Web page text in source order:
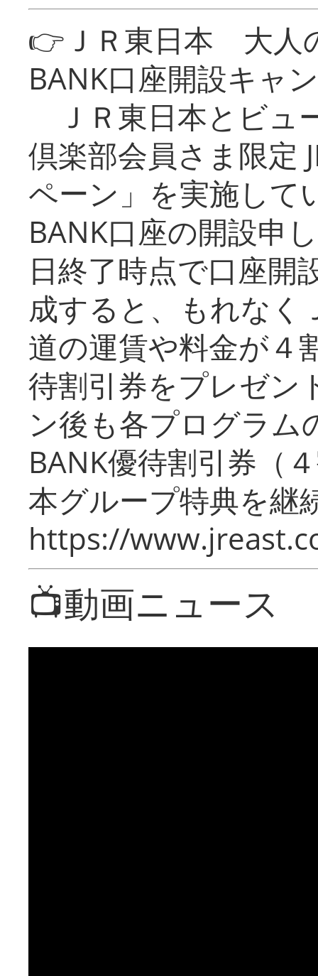
👉ＪＲ東日本 大人
BANK口座開設キャ
ＪＲ東日本とビュ
倶楽部会員さま限定
ペーン」を実施して
BANK口座の開設申
日終了時点で口座開
成すると、もれなく
道の運賃や料金が４
待割引券をプレゼン
ン後も各プログラム
BANK優待割引券（
本グループ特典を継
https://
📺動画ニュース